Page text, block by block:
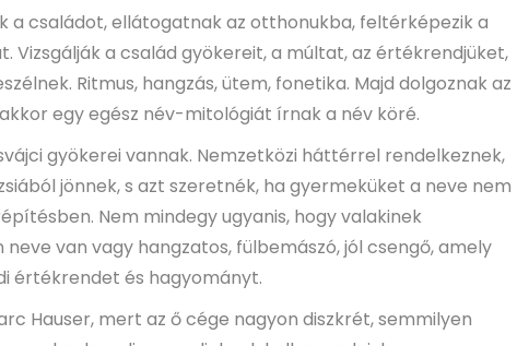
a családot, ellátogatnak az otthonukba, feltérképezik a
Vizsgálják a család gyökereit, a múltat, az értékrendjüket,
Ritmus, hangzás, ütem, fonetika. Majd dolgoznak az
egy egész név-mitológiát írnak a név köré.
gyökerei vannak. Nemzetközi háttérrel rendelkeznek,
jönnek, s azt szeretnék, ha gyermeküket a neve nem
Nem mindegy ugyanis, hogy valakinek
van vagy hangzatos, fülbemászó, jól csengő, amely
értékrendet és hagyományt.
Hauser, mert az ő cége nagyon diszkrét, semmilyen